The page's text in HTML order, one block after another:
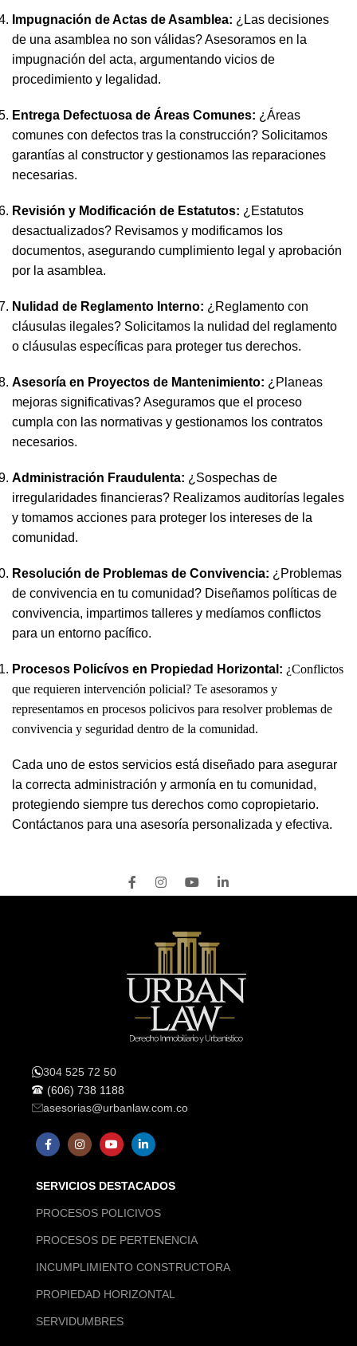
Impugnación de Actas de Asamblea: ¿Las decisiones
de una asamblea no son válidas? Asesoramos en la
impugnación del acta, argumentando vicios de
procedimiento y legalidad.
Entrega Defectuosa de Áreas Comunes: ¿Áreas
comunes con defectos tras la construcción? Solicitamos
garantías al constructor y gestionamos las reparaciones
necesarias.
Revisión y Modificación de Estatutos: ¿Estatutos
desactualizados? Revisamos y modificamos los
documentos, asegurando cumplimiento legal y aprobación
por la asamblea.
Nulidad de Reglamento Interno: ¿Reglamento con
cláusulas ilegales? Solicitamos la nulidad del reglamento
o cláusulas específicas para proteger tus derechos.
Asesoría en Proyectos de Mantenimiento: ¿Planeas
mejoras significativas? Aseguramos que el proceso
cumpla con las normativas y gestionamos los contratos
necesarios.
Administración Fraudulenta: ¿Sospechas de
irregularidades financieras? Realizamos auditorías legales
y tomamos acciones para proteger los intereses de la
comunidad.
Resolución de Problemas de Convivencia: ¿Problemas
de convivencia en tu comunidad? Diseñamos políticas de
convivencia, impartimos talleres y medíamos conflictos
para un entorno pacífico.
Procesos Policívos en Propiedad Horizontal: ¿Conflictos
que requieren intervención policial? Te asesoramos y
representamos en procesos policivos para resolver problemas de
convivencia y seguridad dentro de la comunidad.
Cada uno de estos servicios está diseñado para asegurar
la correcta administración y armonía en tu comunidad,
protegiendo siempre tus derechos como copropietario.
Contáctanos para una asesoría personalizada y efectiva.
304 525 72 50
(606) 738 1188
asesorias@urbanlaw.com.co
SERVICIOS DESTACADOS
PROCESOS POLICIVOS
PROCESOS DE PERTENENCIA
INCUMPLIMIENTO CONSTRUCTORA
PROPIEDAD HORIZONTAL
SERVIDUMBRES